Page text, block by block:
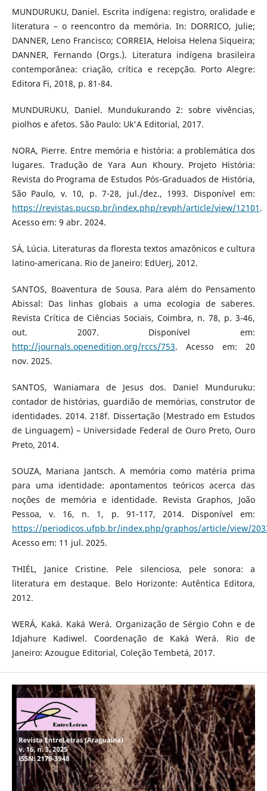
MUNDURUKU, Daniel. Escrita indígena: registro, oralidade e
literatura – o reencontro da memória. In: DORRICO, Julie;
DANNER, Leno Francisco; CORREIA, Heloisa Helena Siqueira;
DANNER, Fernando (Orgs.). Literatura indígena brasileira
contemporânea: criação, crítica e recepção. Porto Alegre:
Editora Fi, 2018, p. 81-84.
MUNDURUKU, Daniel. Mundukurando 2: sobre vivências,
piolhos e afetos. São Paulo: Uk'A Editorial, 2017.
NORA, Pierre. Entre memória e história: a problemática dos
lugares. Tradução de Yara Aun Khoury. Projeto História:
Revista do Programa de Estudos Pós-Graduados de História,
São Paulo, v. 10, p. 7-28, jul./dez., 1993. Disponível em:
https://revistas.pucsp.br/index.php/revph/article/view/12101 .
Acesso em: 9 abr. 2024.
SÁ, Lúcia. Literaturas da floresta textos amazônicos e cultura
latino-americana. Rio de Janeiro: EdUerj, 2012.
SANTOS, Boaventura de Sousa. Para além do Pensamento
Abissal: Das linhas globais a uma ecologia de saberes.
Revista Crítica de Ciências Sociais, Coimbra, n. 78, p. 3-46,
out. 2007. Disponível em:
http://journals.openedition.org/rccs/753. Acesso em: 20
nov. 2025.
SANTOS, Waniamara de Jesus dos. Daniel Munduruku:
contador de histórias, guardião de memórias, construtor de
identidades. 2014. 218f. Dissertação (Mestrado em Estudos
de Linguagem) – Universidade Federal de Ouro Preto, Ouro
Preto, 2014.
SOUZA, Mariana Jantsch. A memória como matéria prima
para uma identidade: apontamentos teóricos acerca das
noções de memória e identidade. Revista Graphos, João
Pessoa, v. 16, n. 1, p. 91-117, 2014. Disponível em:
https://periodicos.ufpb.br/index.php/graphos/article/view/
Acesso em: 11 jul. 2025.
THIÉL, Janice Cristine. Pele silenciosa, pele sonora: a
literatura em destaque. Belo Horizonte: Autêntica Editora,
2012.
WERÁ, Kaká. Kaká Werá. Organização de Sérgio Cohn e de
Idjahure Kadiwel. Coordenação de Kaká Werá. Rio de
Janeiro: Azougue Editorial, Coleção Tembetá, 2017.